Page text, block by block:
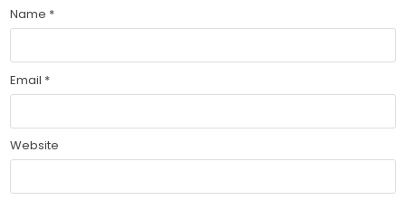
Name *
Email *
Website